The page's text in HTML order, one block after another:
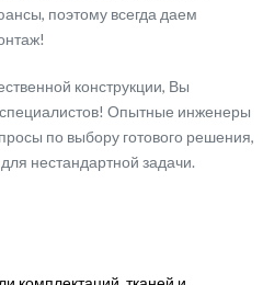
поэтому всегда даем
конструкции, Вы
Опытные инженеры
по выбору готового решения,
нестандартной задачи.